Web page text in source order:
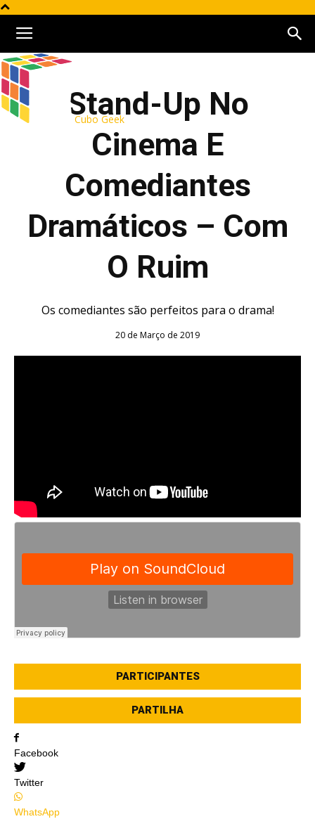
Cubo Geek
Stand-Up No
Cinema E
Comediantes
Dramáticos – Com
O Ruim
Os comediantes são perfeitos para o drama!
20 de Março de 2019
PARTICIPANTES
PARTILHA
Facebook
Twitter
WhatsApp